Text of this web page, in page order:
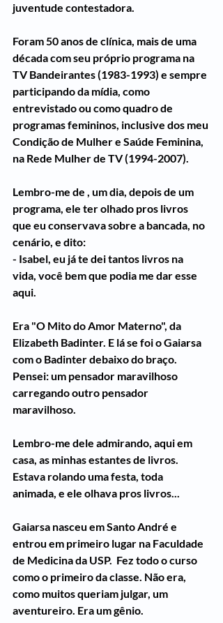
juventude contestadora.
Foram 50 anos de clínica, mais de uma
década com seu próprio programa na
TV Bandeirantes (1983-1993) e sempre
participando da mídia, como
entrevistado ou como quadro de
programas femininos, inclusive dos meu
Condição de Mulher e Saúde Feminina,
na Rede Mulher de TV (1994-2007).
Lembro-me de , um dia, depois de um
programa, ele ter olhado pros livros
que eu conservava sobre a bancada, no
cenário, e dito:
- Isabel, eu já te dei tantos livros na
vida, você bem que podia me dar esse
aqui.
Era "O Mito do Amor Materno", da
Elizabeth Badinter. E lá se foi o Gaiarsa
com o Badinter debaixo do braço.
Pensei: um pensador maravilhoso
carregando outro pensador
maravilhoso.
Lembro-me dele admirando, aqui em
casa, as minhas estantes de livros.
Estava rolando uma festa, toda
animada, e ele olhava pros livros...
Gaiarsa nasceu em Santo André e
entrou em primeiro lugar na Faculdade
de Medicina da USP.  Fez todo o curso
como o primeiro da classe. Não era,
como muitos queriam julgar, um
aventureiro. Era um gênio.